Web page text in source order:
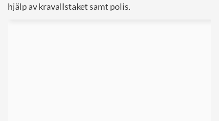
hjälp av kravallstaket samt polis.